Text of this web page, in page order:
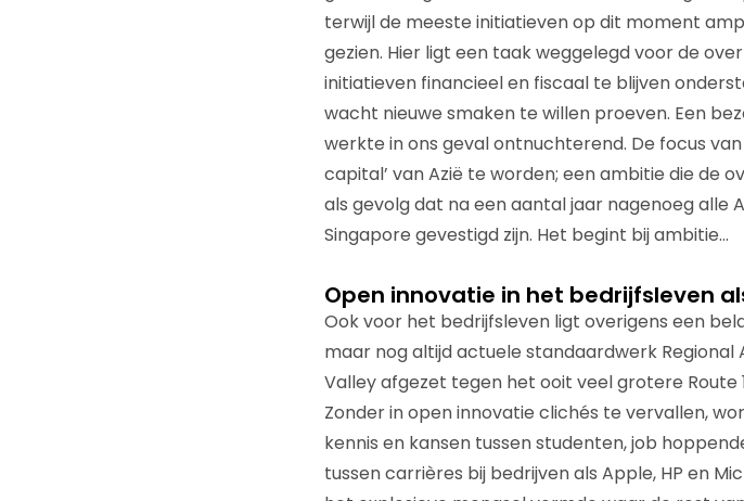
terwijl de meeste initiatieven op dit moment
gezien. Hier ligt een taak weggelegd voor de
initiatieven financieel en fiscaal te blijven
wacht nieuwe smaken te willen proeven. Een
werkte in ons geval ontnuchterend. De focus
capital’ van Azië te worden; een ambitie die de
als gevolg dat na een aantal jaar nagenoeg alle
Singapore gevestigd zijn. Het begint bij ambitie…
Open innovatie in het bedrijfsleven
Ook voor het bedrijfsleven ligt overigens een
maar nog altijd actuele standaardwerk
Valley afgezet tegen het ooit veel grotere Route
Zonder in open innovatie clichés te vervallen,
kennis en kansen tussen studenten, job
tussen carrières bij bedrijven als Apple, HP en